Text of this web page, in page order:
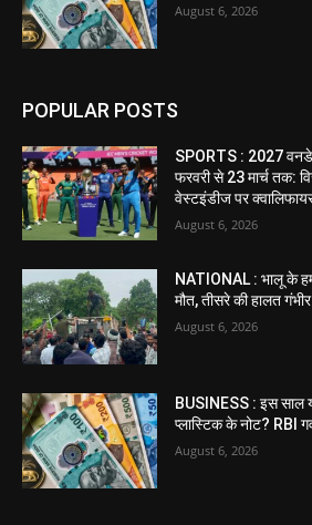
August 6, 2026
POPULAR POSTS
SPORTS : 2027 वनडे
फरवरी से 23 मार्च तक:
वेस्टइंडीज पर
August 6, 2026
NATIONAL : भालू के
मौत, तीसरे की हालत गंभीर
August 6, 2026
BUSINESS : इस साल
प्लास्टिक के नोट? RBI
August 6, 2026